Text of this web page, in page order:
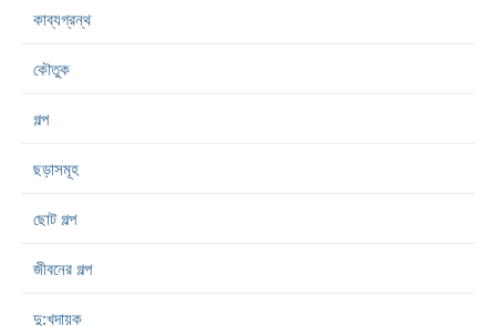
কাব্যগ্রন্থ
কৌতুক
গল্প
ছড়াসমূহ
ছোট গল্প
জীবনের গল্প
দু:খদায়ক